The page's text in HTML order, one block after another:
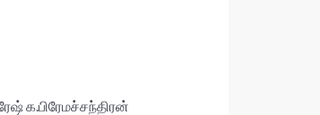
க.பிரேமச்சந்திரன்